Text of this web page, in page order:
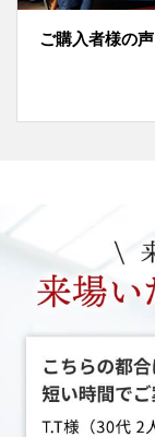
ご購入者様の声